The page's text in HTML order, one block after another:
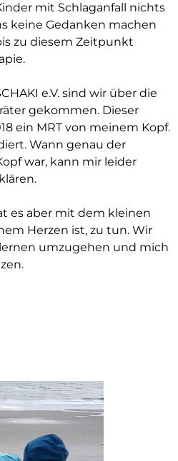
mit Schlaganfall nichts
keine Gedanken machen
zu diesem Zeitpunkt
e.V. sind wir über die
gekommen. Dieser
ein MRT von meinem Kopf.
Wann genau der
war, kann mir leider
es aber mit dem kleinen
Herzen ist, zu tun. Wir
umzugehen und mich